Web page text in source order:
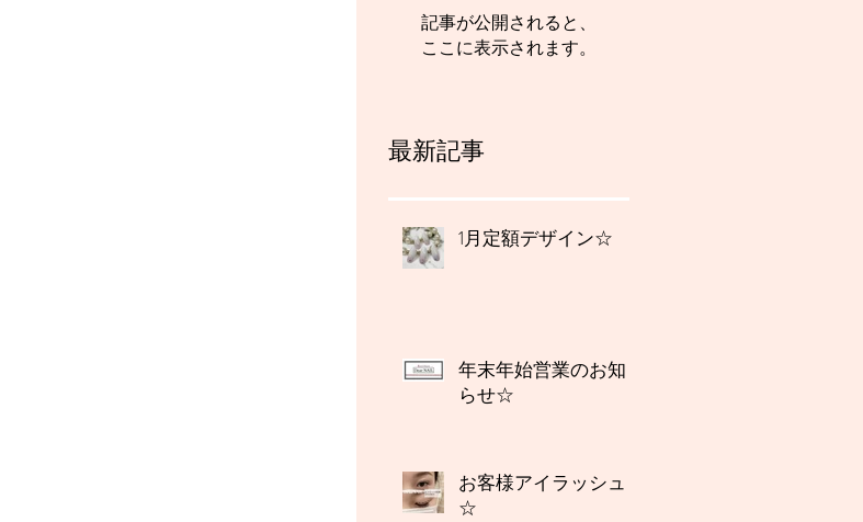
記事が公開されると、
ここに表示されます。
最新記事
1月定額デザイン☆
年末年始営業のお知
らせ☆
お客様アイラッシュ
☆